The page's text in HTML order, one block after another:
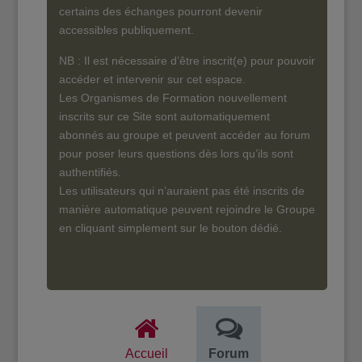
certains des échanges pourront devenir
accessibles publiquement.
NB : Il est nécessaire d’être inscrit(e) pour pouvoir
accéder et intervenir sur cet espace.
Les Organismes de Formation nouvellement
inscrits sur ce Site sont automatiquement
abonnés au groupe et peuvent accéder au forum
pour poser leurs questions dès lors qu’ils sont
authentifiés.
Les utilisateurs qui n’auraient pas été inscrits de
manière automatique peuvent rejoindre le Groupe
en cliquant simplement sur le bouton dédié.
Accueil Forum